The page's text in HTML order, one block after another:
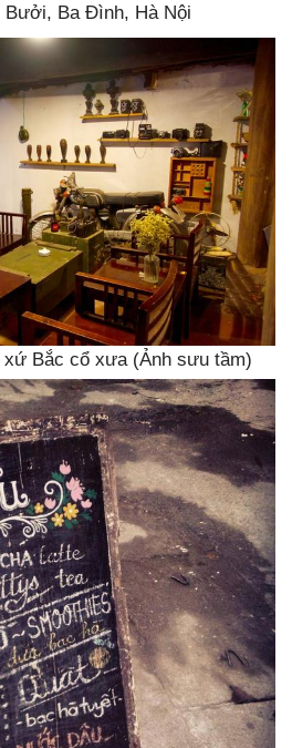
Ba Đình, Hà Nội
xứ Bắc cổ xưa (Ảnh sưu tầm)